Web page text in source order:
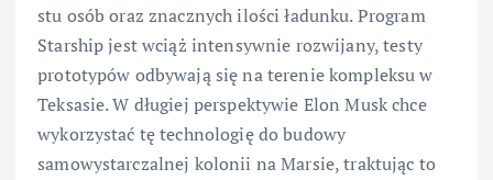
stu osób oraz znacznych ilości ładunku. Program
Starship jest wciąż intensywnie rozwijany, testy
prototypów odbywają się na terenie kompleksu w
Teksasie. W długiej perspektywie Elon Musk chce
wykorzystać tę technologię do budowy
samowystarczalnej kolonii na Marsie, traktując to